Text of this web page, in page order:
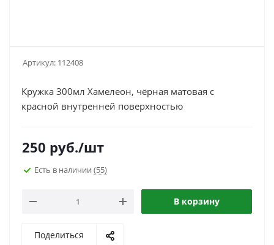
Артикул: 112408
Кружка 300мл Хамелеон, чёрная матовая с
красной внутренней поверхностью
250 руб./шт
Есть в наличии (55)
В корзину
Поделиться